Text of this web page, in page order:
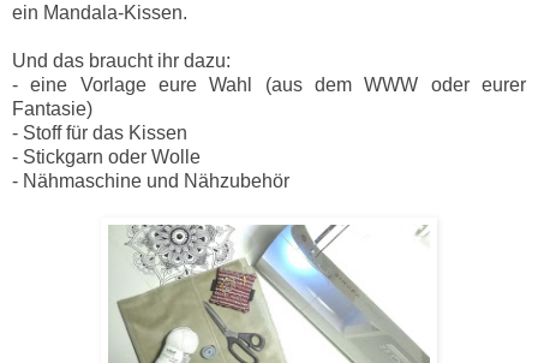
ein Mandala-Kissen.
Und das braucht ihr dazu:
- eine Vorlage eure Wahl (aus dem WWW oder eurer
Fantasie)
- Stoff für das Kissen
- Stickgarn oder Wolle
- Nähmaschine und Nähzubehör